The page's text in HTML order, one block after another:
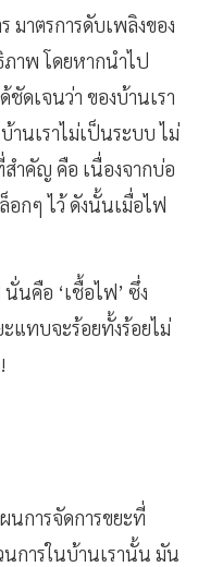
มาตรการดับเพลิงของ
ภาพ โดยหากนำไป
ดเจนว่า ของบ้านเรา
านเราไม่เป็นระบบ ไม่
สำคัญ คือ เนื่องจากบ่อ
กๆ ไว้ ดังนั้นเมื่อไฟ
นคือ ‘เชื้อไฟ’ ซึ่ง
แทบจะร้อยทั้งร้อยไม่
นการจัดการขยะที่
นการในบ้านเรานั้น มัน